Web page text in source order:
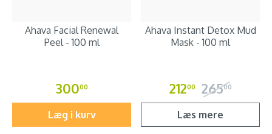
Ahava Facial Renewal
Peel - 100 ml
30000
Læg i kurv
Ahava Instant Detox Mud
Mask - 100 ml
21200 26500
Læs mere